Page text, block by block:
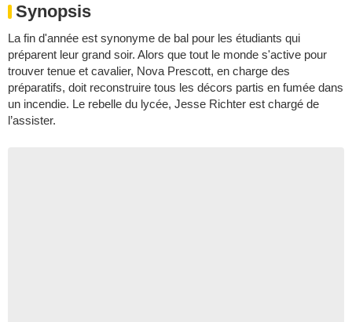
Synopsis
La fin d'année est synonyme de bal pour les étudiants qui
préparent leur grand soir. Alors que tout le monde s'active pour
trouver tenue et cavalier, Nova Prescott, en charge des
préparatifs, doit reconstruire tous les décors partis en fumée dans
un incendie. Le rebelle du lycée, Jesse Richter est chargé de
l’assister.